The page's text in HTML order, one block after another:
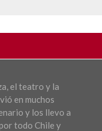
el teatro y la
en muchos
y los llevo a
todo Chile y